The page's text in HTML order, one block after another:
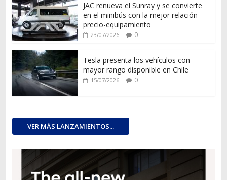
JAC renueva el Sunray y se convierte
en el minibús con la mejor relación
precio-equipamiento
23/07/2026 0
Tesla presenta los vehículos con
mayor rango disponible en Chile
15/07/2026 0
VER MÁS LANZAMIENTOS...